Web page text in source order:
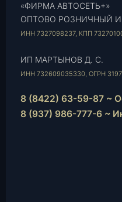
«ФИРМА АВТОСЕТЬ+»
ОПТОВО РОЗНИЧНЫЙ
ИНН 7327098237, КПП
ИП МАРТЫНОВ Д. С.
ИНН 732609035330, ОГРН
8 (8422) 63-59-87 ~
8 (937) 986-777-6 ~